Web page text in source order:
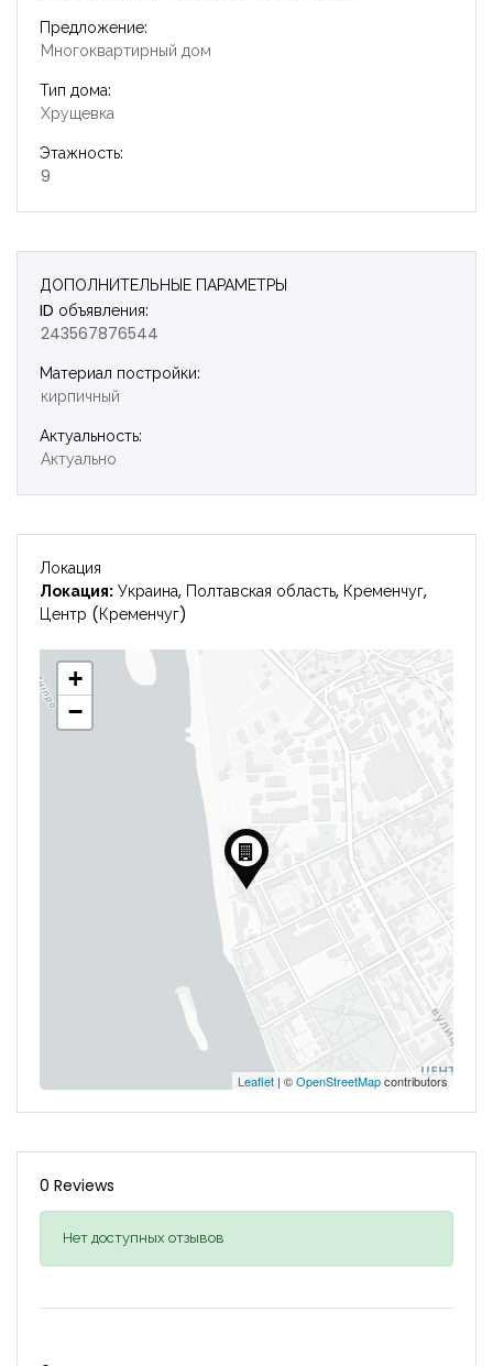
Предложение:
Многоквартирный дом
Тип дома:
Хрущевка
Этажность:
9
ДОПОЛНИТЕЛЬНЫЕ ПАРАМЕТРЫ
ID объявления:
243567876544
Материал постройки:
кирпичный
Актуальность:
Актуально
Локация
Локация: Украина, Полтавская область, Кременчуг,
Центр (Кременчуг)
+
−
Leaflet | ©OpenStreetMapcontributors
0 Reviews
Нет доступных отзывов